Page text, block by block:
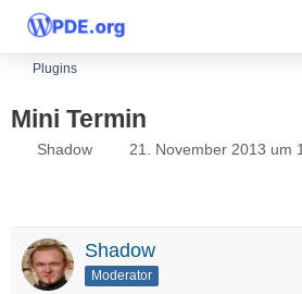
Plugins
Mini Termin
Shadow 21. November 2013 um
Shadow
Moderator